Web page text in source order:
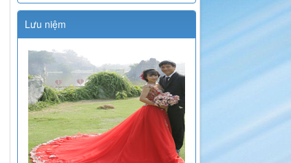
Lưu niệm